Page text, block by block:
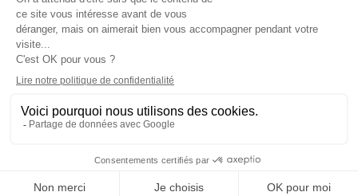
Documents
Jobs
Numéros d'urgence
© 2026 All rights reserved
Made with
from Belgium